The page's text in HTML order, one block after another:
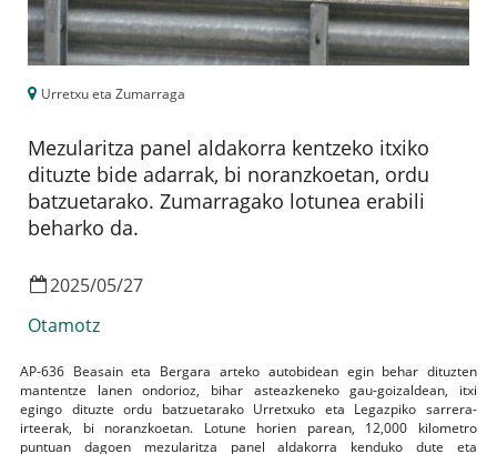
Urretxu eta Zumarraga
Mezularitza panel aldakorra kentzeko itxiko
dituzte bide adarrak, bi noranzkoetan, ordu
batzuetarako. Zumarragako lotunea erabili
beharko da.
2025/05/27
Otamotz
AP-636 Beasain eta Bergara arteko autobidean egin behar dituzten
mantentze lanen ondorioz, bihar asteazkeneko gau-goizaldean, itxi
egingo dituzte ordu batzuetarako Urretxuko eta Legazpiko sarrera-
irteerak, bi noranzkoetan. Lotune horien parean, 12,000 kilometro
puntuan dagoen mezularitza panel aldakorra kenduko dute eta